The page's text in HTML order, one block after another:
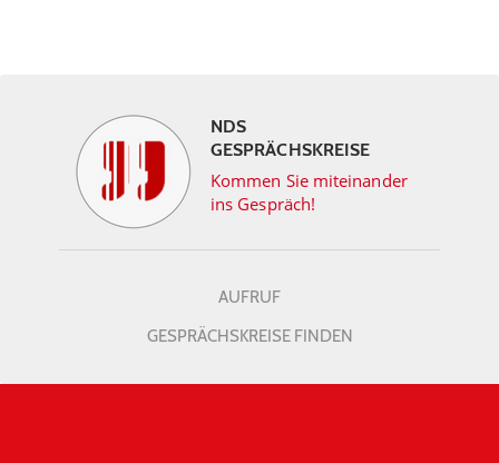
NDS
GESPRÄCHSKREISE
Kommen Sie miteinander
ins Gespräch!
AUFRUF
GESPRÄCHSKREISE FINDEN